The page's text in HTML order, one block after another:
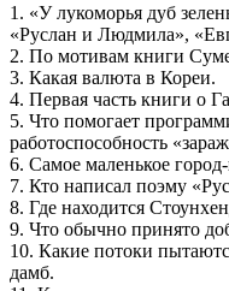
1. «У лукоморья дуб
«Руслан и Людмила»,
2. По мотивам книги
3. Какая валюта в Кореи.
4. Первая часть книги о
5. Что помогает
работоспособность
6. Самое маленькое город-
7. Кто написал поэму
8. Где находится
9. Что обычно принято
10. Какие потоки
дамб.